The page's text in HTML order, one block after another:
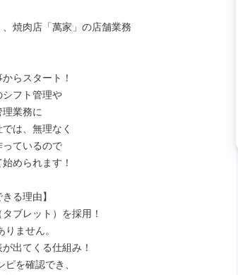
焼肉店「萬家」の店舗業務
らスタート！
フト管理や
業務に
は、無理なく
ているので
められます！
る理由】
ブレット）を採用！
出てくる仕組み！